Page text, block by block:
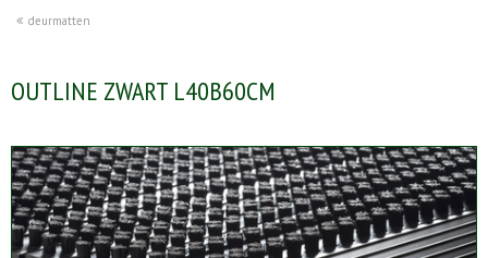
deurmatten
OUTLINE ZWART L40B60CM